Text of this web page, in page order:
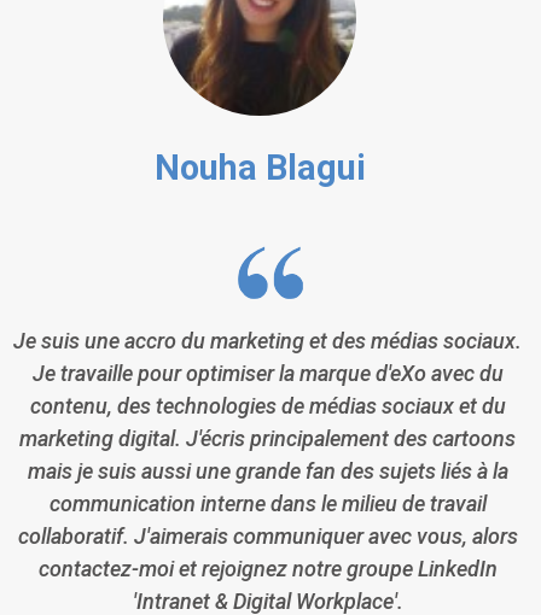
Nouha Blagui
Je suis une accro du marketing et des médias sociaux.
Je travaille pour optimiser la marque d'eXo avec du
contenu, des technologies de médias sociaux et du
marketing digital. J'écris principalement des cartoons
mais je suis aussi une grande fan des sujets liés à la
communication interne dans le milieu de travail
collaboratif. J'aimerais communiquer avec vous, alors
contactez-moi et rejoignez notre groupe LinkedIn
'Intranet & Digital Workplace'.